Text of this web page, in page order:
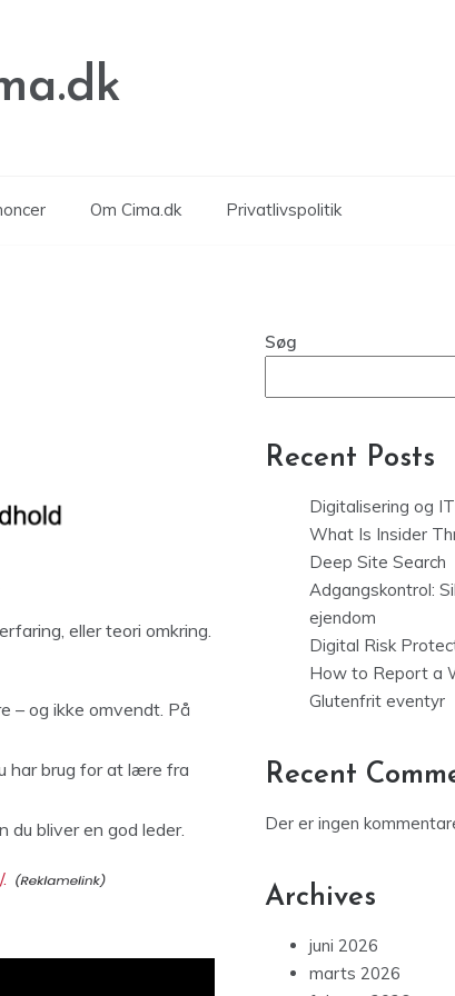
Om Cima.dk Privatlivspolitik
eller teori omkring.
– og ikke omvendt. På
har brug for at lære fra
bliver en god leder.
Søg
Recent Posts
Digitalisering og
What Is Insider
Deep Site Search
Adgangskontrol:
ejendom
Digital Risk
How to Report a
Glutenfrit eventyr
Recent
Der er ingen
Archives
juni 2026
marts 2026